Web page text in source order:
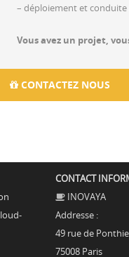
– déploiement et
Vous avez un projet,
CONTACTEZ NOUS
CONTACT
INOVAYA
Addresse :
49 rue de
75008 Paris